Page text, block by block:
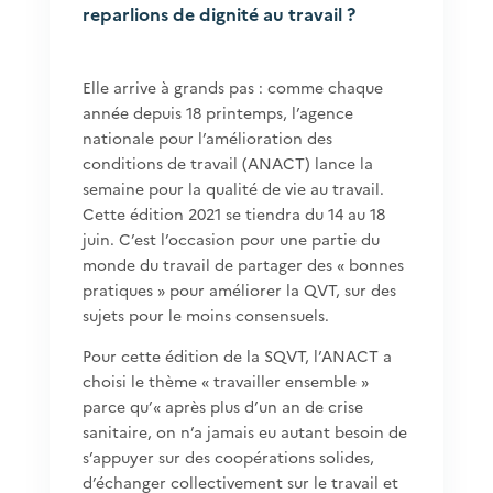
reparlions de dignité au travail ?
Elle arrive à grands pas : comme chaque
année depuis 18 printemps, l’agence
nationale pour l’amélioration des
conditions de travail (ANACT) lance la
semaine pour la qualité de vie au travail.
Cette édition 2021 se tiendra du 14 au 18
juin. C’est l’occasion pour une partie du
monde du travail de partager des « bonnes
pratiques » pour améliorer la QVT, sur des
sujets pour le moins consensuels.
Pour cette édition de la SQVT, l’ANACT a
choisi le thème « travailler ensemble »
parce qu’« après plus d’un an de crise
sanitaire, on n’a jamais eu autant besoin de
s’appuyer sur des coopérations solides,
d’échanger collectivement sur le travail et